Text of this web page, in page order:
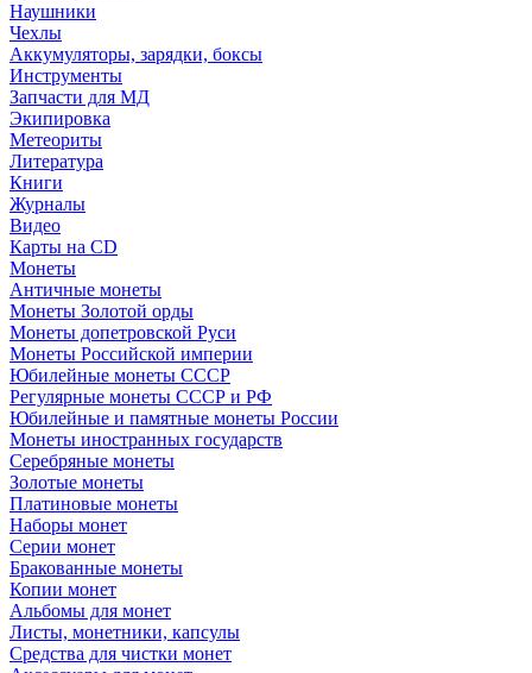
Наушники
Чехлы
Аккумуляторы, зарядки, боксы
Инструменты
Запчасти для МД
Экипировка
Метеориты
Литература
Книги
Журналы
Видео
Карты на CD
Монеты
Античные монеты
Монеты Золотой орды
Монеты допетровской Руси
Монеты Российской империи
Юбилейные монеты СССР
Регулярные монеты СССР и РФ
Юбилейные и памятные монеты России
Монеты иностранных государств
Серебряные монеты
Золотые монеты
Платиновые монеты
Наборы монет
Серии монет
Бракованные монеты
Копии монет
Альбомы для монет
Листы, монетники, капсулы
Средства для чистки монет